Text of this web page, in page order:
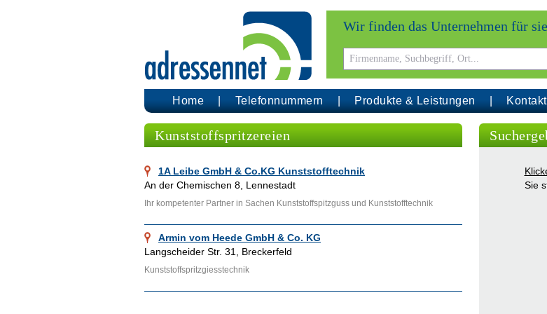
Wir finden das Unternehmen für sie
Home Telefonnummern Produkte & Leistungen Kontakt
Kunststoffspritzereien
1A Leibe GmbH & Co.KG Kunststofftechnik
An der Chemischen 8, Lennestadt
Ihr kompetenter Partner in Sachen Kunststoffspitzguss und Kunststofftechnik
Armin vom Heede GmbH & Co. KG
Langscheider Str. 31, Breckerfeld
Kunststoffspritzgiesstechnik
Sie